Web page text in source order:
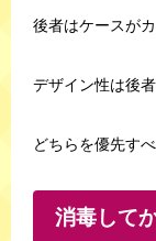
後者はケースが
デザイン性は後
どちらを優先す
消毒して